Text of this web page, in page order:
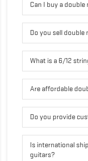
Can I buy a
Do you sell double
What is a 6/12
Are affordable
Do you provide
Is international
guitars?